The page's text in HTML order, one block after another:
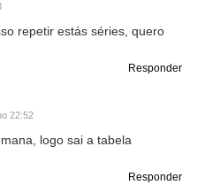
repetir estás séries, quero
Responder
22:52
logo sai a tabela
Responder